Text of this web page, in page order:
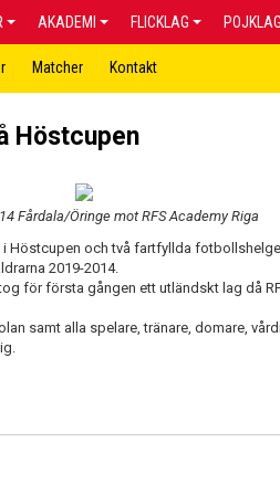
AKADEMI FLICKLAG POJKLAG
Matcher Kontakt
Höstcupen
Fårdala/Öringe mot RFS Academy Riga
Höstcupen och två fartfyllda
2019-2014.
för första gången ett utländskt lag då
samt alla spelare, tränare, domare,